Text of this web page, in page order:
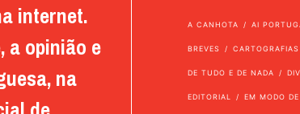
internet.
a opinião e
na
A CANHOTA AI
BREVES CARTOGRAFIAS
DE TUDO E DE NADA
EDITORIAL EM MODO